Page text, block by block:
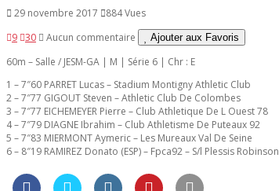
29 novembre 2017
884 Vues
9 30 Aucun commentaire Ajouter aux Favoris
60m – Salle / JESM-GA | M | Série 6 | Chr : E
1 – 7″60 PARRET Lucas – Stadium Montigny Athletic Club
2 – 7″77 GIGOUT Steven – Athletic Club De Colombes
3 – 7″77 EICHEMEYER Pierre – Club Athletique De L Ouest 78
4 – 7″79 DIAGNE Ibrahim – Club Athletisme De Puteaux 92
5 – 7″83 MIERMONT Aymeric – Les Mureaux Val De Seine
6 – 8″19 RAMIREZ Donato (ESP) – Fpca92 – S/l Plessis Robinson